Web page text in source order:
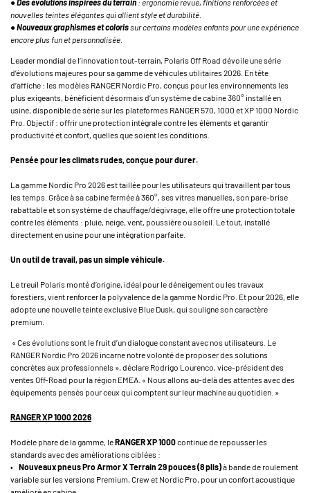
●Des évolutions inspirées du terrain : ergonomie revue, finitions renforcées et
nouvelles teintes élégantes qui allient style et durabilité.
●Nouveaux graphismes et colorissur certains modèles enfants pour une expérience
encore plus fun et personnalisée.
Leader mondial de l’innovation tout-terrain, Polaris Off Road dévoile une série
d’évolutions majeures pour sa gamme de véhicules utilitaires 2026. En tête
d’affiche : les modèles RANGER Nordic Pro, conçus pour les environnements les
plus exigeants, bénéficient désormais d’un système de cabine 360° installé en
usine, disponible de série sur les plateformes RANGER 570, 1000 et XP 1000 Nordic
Pro. Objectif : offrir une protection intégrale contre les éléments et garantir
productivité et confort, quelles que soient les conditions.
Pensée pour les climats rudes, conçue pour durer.
La gamme Nordic Pro 2026 est taillée pour les utilisateurs qui travaillent par tous
les temps. Grâce à sa cabine fermée à 360°, ses vitres manuelles, son pare-brise
rabattable et son système de chauffage/dégivrage, elle offre une protection totale
contre les éléments : pluie, neige, vent, poussière ou soleil. Le tout, installé
directement en usine pour une intégration parfaite.
Un outil de travail, pas un simple véhicule.
Le treuil Polaris monté d’origine, idéal pour le déneigement ou les travaux
forestiers, vient renforcer la polyvalence de la gamme Nordic Pro. Et pour 2026, elle
adopte une nouvelle teinte exclusive Blue Dusk, qui souligne son caractère
premium.
« Ces évolutions sont le fruit d’un dialogue constant avec nos utilisateurs. Le
RANGER Nordic Pro 2026 incarne notre volonté de proposer des solutions
concrètes aux professionnels », déclare Rodrigo Lourenco, vice-président des
ventes Off-Road pour la région EMEA. « Nous allons au-delà des attentes avec des
équipements pensés pour ceux qui comptent sur leur machine au quotidien. »
RANGER XP 1000 2026
Modèle phare de la gamme, leRANGER XP 1000continue de repousser les
standards avec des améliorations ciblées :
• Nouveaux pneus Pro Armor X Terrain 29 pouces (8 plis)à bande de roulement
variable sur les versions Premium, Crew et Nordic Pro, pour un confort acoustique